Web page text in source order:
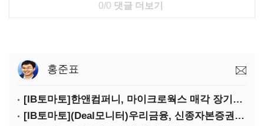
0/0 댓글 더보기
홍준표
[IB토마토]한앤컴퍼니, 마이크로웍스 매각 장기화 대비…배당 회수판 깔았다
[IB토마토](Deal모니터)우리금융, 신종자본증권 발행했지만 차환금리 '부담'